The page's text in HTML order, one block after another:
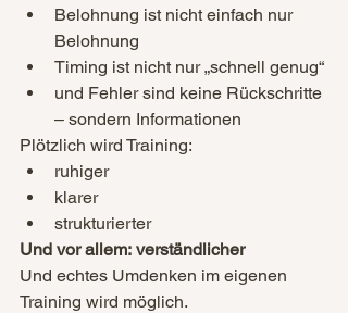
Belohnung ist nicht einfach nur
Belohnung
Timing ist nicht nur „schnell genug“
und Fehler sind keine Rückschritte
– sondern Informationen
Plötzlich wird Training:
ruhiger
klarer
strukturierter
Und vor allem: verständlicher
Und echtes Umdenken im eigenen
Training wird möglich.